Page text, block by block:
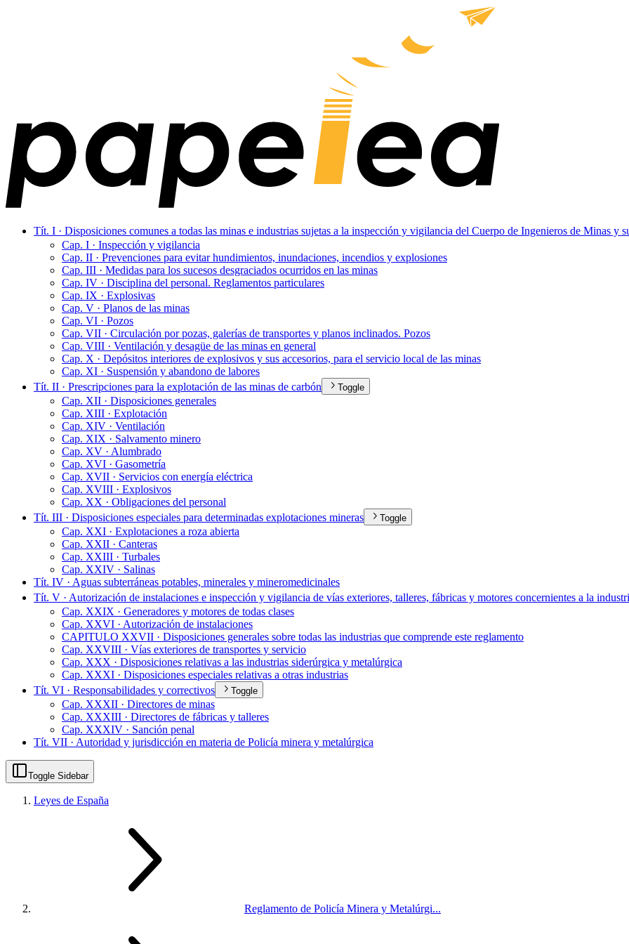
Tít. I · Disposiciones comunes a todas las minas e industrias sujetas a la inspección y vigilancia del Cuerpo de Ingenieros de Minas y
Cap. I · Inspección y vigilancia
Cap. II · Prevenciones para evitar hundimientos, inundaciones, incendios y explosiones
Cap. III · Medidas para los sucesos desgraciados ocurridos en las minas
Cap. IV · Disciplina del personal. Reglamentos particulares
Cap. IX · Explosivas
Cap. V · Planos de las minas
Cap. VI · Pozos
Cap. VII · Circulación por pozas, galerías de transportes y planos inclinados. Pozos
Cap. VIII · Ventilación y desagüe de las minas en general
Cap. X · Depósitos interiores de explosivos y sus accesorios, para el servicio local de las minas
Cap. XI · Suspensión y abandono de labores
Tít. II · Prescripciones para la explotación de las minas de carbón
Toggle
Cap. XII · Disposiciones generales
Cap. XIII · Explotación
Cap. XIV · Ventilación
Cap. XIX · Salvamento minero
Cap. XV · Alumbrado
Cap. XVI · Gasometría
Cap. XVII · Servicios con energía eléctrica
Cap. XVIII · Explosivos
Cap. XX · Obligaciones del personal
Tít. III · Disposiciones especiales para determinadas explotaciones mineras
Toggle
Cap. XXI · Explotaciones a roza abierta
Cap. XXII · Canteras
Cap. XXIII · Turbales
Cap. XXIV · Salinas
Tít. IV · Aguas subterráneas potables, minerales y mineromedicinales
Tít. V · Autorización de instalaciones e inspección y vigilancia de vías exteriores, talleres, fábricas y motores concernientes a la
Cap. XXIX · Generadores y motores de todas clases
Cap. XXVI · Autorización de instalaciones
CAPITULO XXVII · Disposiciones generales sobre todas las industrias que comprende este reglamento
Cap. XXVIII · Vías exteriores de transportes y servicio
Cap. XXX · Disposiciones relativas a las industrias siderúrgica y metalúrgica
Cap. XXXI · Disposiciones especiales relativas a otras industrias
Tít. VI · Responsabilidades y correctivos
Toggle
Cap. XXXII · Directores de minas
Cap. XXXIII · Directores de fábricas y talleres
Cap. XXXIV · Sanción penal
Tít. VII · Autoridad y jurisdicción en materia de Policía minera y metalúrgica
Toggle Sidebar
Leyes de España
Reglamento de Policía Minera y Metalúrgi...